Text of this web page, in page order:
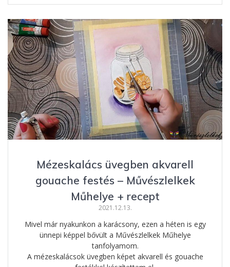
e
b
o
k
ss
e
n
g
er
er
e
st
za
m
e
g
Mézeskalács üvegben akvarell
gouache festés – Művészlelkek
Műhelye + recept
2021.12.13.
Mivel már nyakunkon a karácsony, ezen a héten is egy
ünnepi képpel bővült a Művészlelkek Műhelye
tanfolyamom.
A mézeskalácsok üvegben képet akvarell és gouache